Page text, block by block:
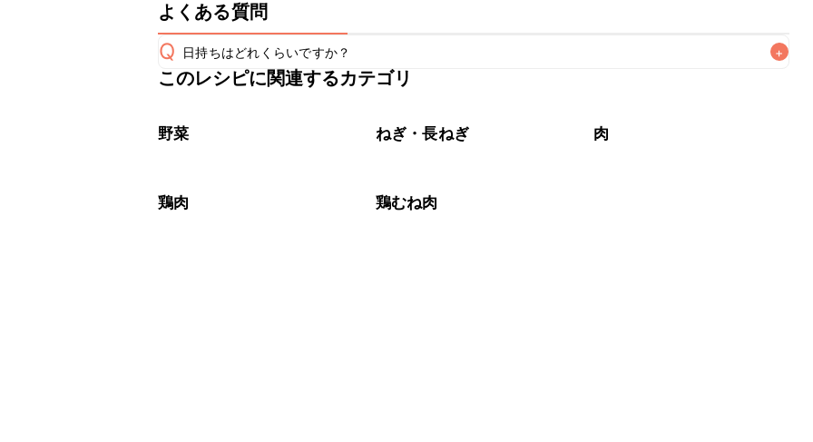
よくある質問
Q 日持ちはどれくらいですか？ +
保存期間は冷蔵で翌日中が目安です。なるべくお早めにお召し上がりください。
※日持ちは目安です。
このレシピに関連するカテゴリ
野菜 ねぎ・長ねぎ 肉
鶏肉 鶏むね肉